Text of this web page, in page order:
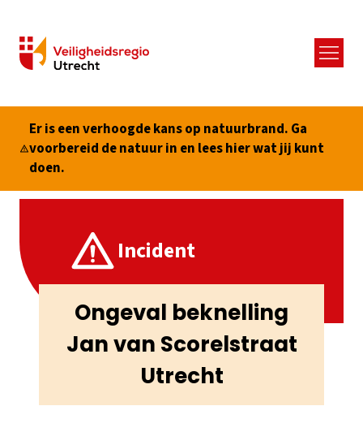
Menu
Er is een verhoogde kans op natuurbrand. Ga
voorbereid de natuur in en lees hier wat jij kunt
doen.
Incident
Ongeval beknelling
Jan van Scorelstraat
Utrecht